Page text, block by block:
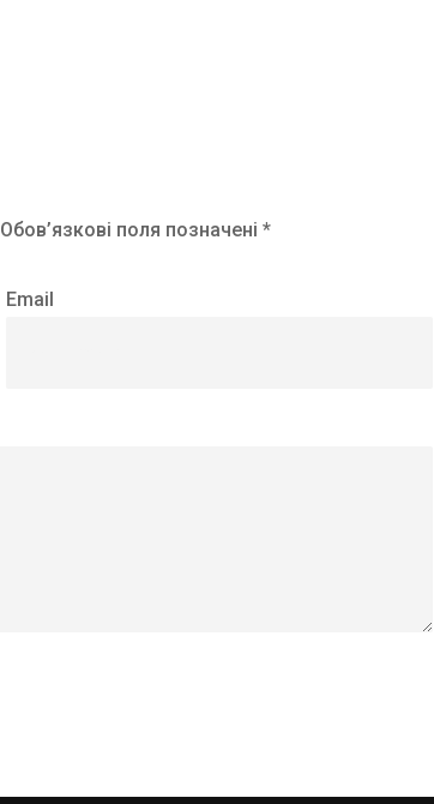
Обов’язкові поля позначені *
Email